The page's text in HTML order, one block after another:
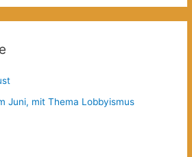
Juni, mit Thema Lobbyismus